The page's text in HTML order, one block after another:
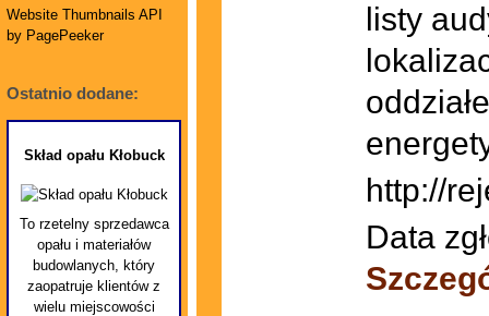
Website Thumbnails API
by PagePeeker
Ostatnio dodane:
Skład opału Kłobuck
To rzetelny sprzedawca
opału i materiałów
budowlanych, który
zaopatruje klientów z
wielu miejscowości
listy
http://
Data